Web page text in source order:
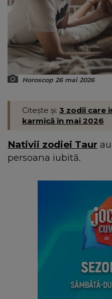
Horoscop 26 mai 2026
Citește și: 3 zodii care
karmică în mai 2026
Nativii zodiei Taur
persoana iubită.